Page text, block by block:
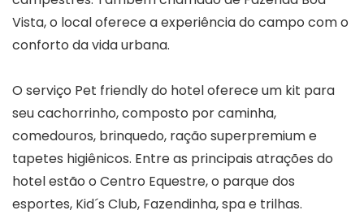
Vista, o local oferece a experiência do campo com o
conforto da vida urbana.
O serviço Pet friendly do hotel oferece um kit para
seu cachorrinho, composto por caminha,
comedouros, brinquedo, ração superpremium e
tapetes higiênicos. Entre as principais atrações do
hotel estão o Centro Equestre, o parque dos
esportes, Kid´s Club, Fazendinha, spa e trilhas.